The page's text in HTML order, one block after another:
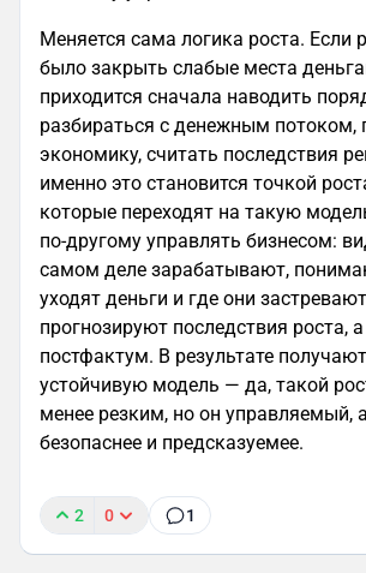
Меняется сама логика роста.
было закрыть слабые места
приходится сначала наводить
разбираться с денежным потоком,
экономику, считать последствия
именно это становится точкой
которые переходят на такую
по-другому управлять бизнесом:
самом деле зарабатывают,
уходят деньги и где они
прогнозируют последствия роста,
постфактум. В результате
устойчивую модель — да, такой
менее резким, но он управляемый,
безопаснее и предсказуемее.
2 0 1